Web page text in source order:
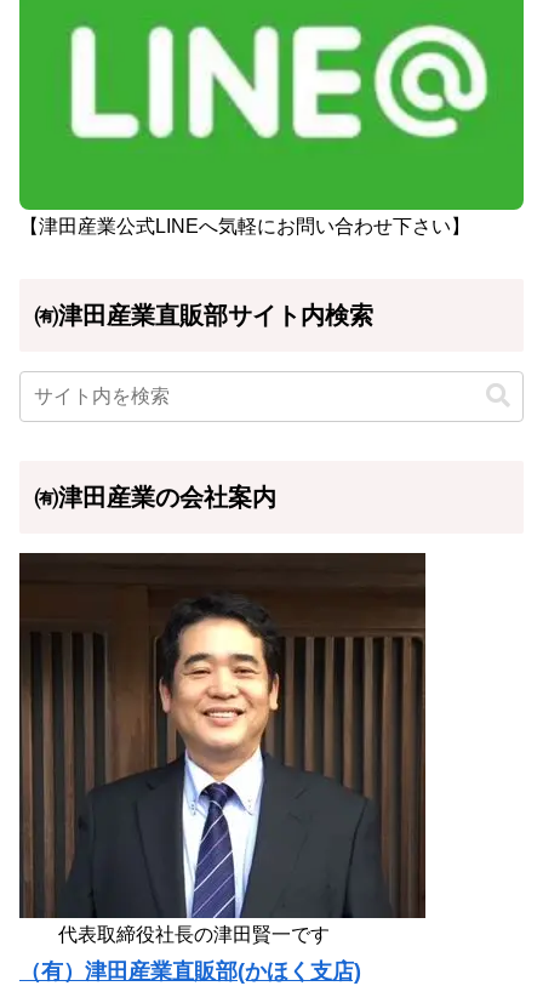
【津田産業公式LINEへ気軽にお問い合わせ下さい】
㈲津田産業直販部サイト内検索
㈲津田産業の会社案内
代表取締役社長の津田賢一です
（有）津田産業直販部(かほく支店)